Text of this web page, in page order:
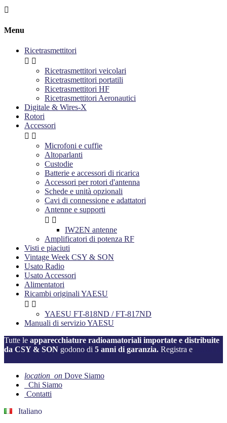

Menu
Ricetrasmettitori
 
Ricetrasmettitori veicolari
Ricetrasmettitori portatili
Ricetrasmettitori HF
Ricetrasmettitori Aeronautici
Digitale & Wires-X
Rotori
Accessori
 
Microfoni e cuffie
Altoparlanti
Custodie
Batterie e accessori di ricarica
Accessori per rotori d'antenna
Schede e unità opzionali
Cavi di connessione e adattatori
Antenne e supporti
 
IW2EN antenne
Amplificatori di potenza RF
Visti e piaciuti
Vintage Week CSY & SON
Usato Radio
Usato Accessori
Alimentatori
Ricambi originali YAESU
 
YAESU FT-818ND / FT-817ND
Manuali di servizio YAESU
Tutte le apparecchiature radioamatoriali importate e distribuite
da CSY & SON godono di 5 anni di garanzia. Registra e
location_on Dove Siamo
Chi Siamo
Contatti
Italiano